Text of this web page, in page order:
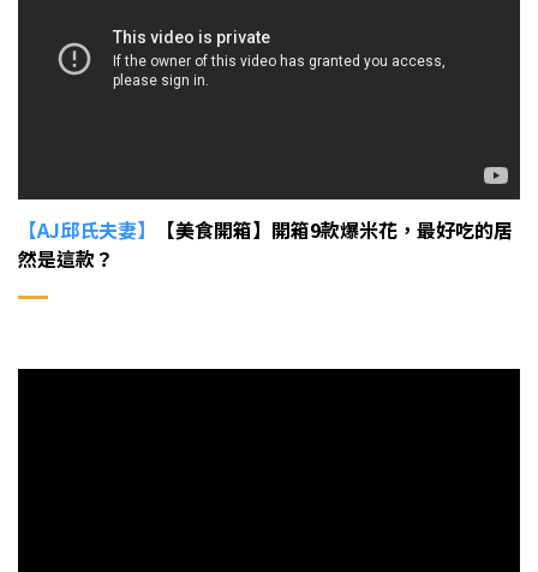
【AJ邱氏夫妻】
【美食開箱】開箱9款爆米花，最好吃的居
然是這款？